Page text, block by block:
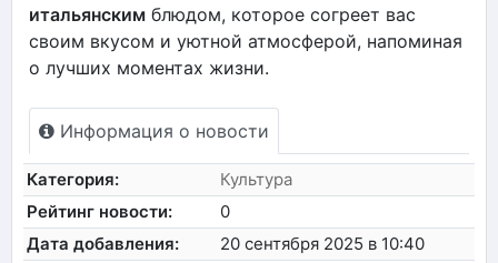
итальянским блюдом, которое согреет вас
своим вкусом и уютной атмосферой, напоминая
о лучших моментах жизни.
Информация о новости
Категория:
Культура
Рейтинг новости:
0
Дата добавления:
20 сентября 2025 в 10:40